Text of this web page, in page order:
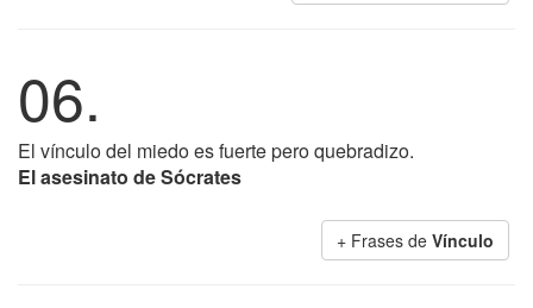
06.
El vínculo del miedo es fuerte pero quebradizo.
El asesinato de Sócrates
+ Frases de Vínculo